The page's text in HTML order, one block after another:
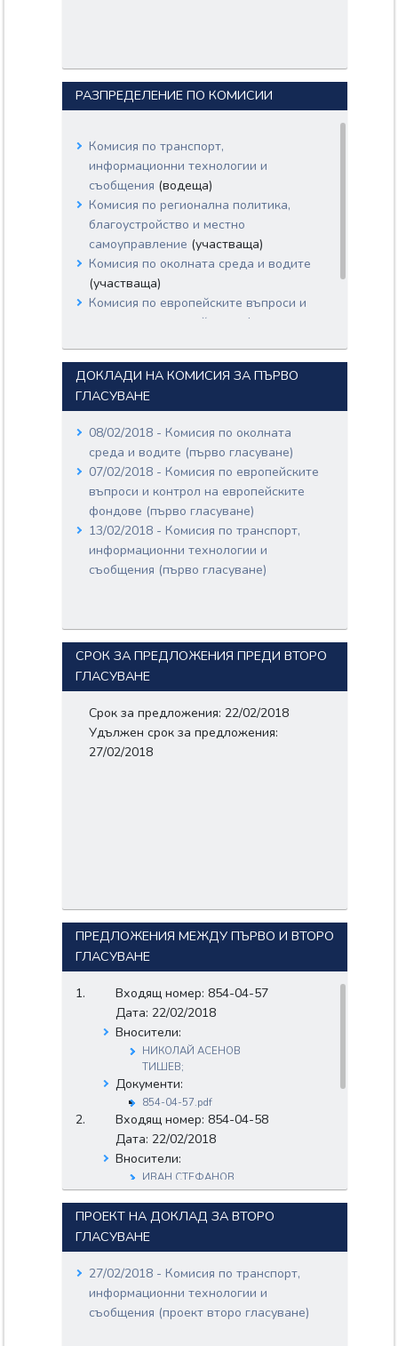
РАЗПРЕДЕЛЕНИЕ ПО КОМИСИИ
Комисия по транспорт,
информационни технологии и
съобщения (водеща)
Комисия по регионална политика,
благоустройство и местно
самоуправление (участваща)
Комисия по околната среда и водите
(участваща)
Комисия по европейските въпроси и
контрол на европейските фондове
ДОКЛАДИ НА КОМИСИЯ ЗА ПЪРВО
ГЛАСУВАНЕ
08/02/2018 - Комисия по околната
среда и водите (първо гласуване)
07/02/2018 - Комисия по европейските
въпроси и контрол на европейските
фондове (първо гласуване)
13/02/2018 - Комисия по транспорт,
информационни технологии и
съобщения (първо гласуване)
СРОК ЗА ПРЕДЛОЖЕНИЯ ПРЕДИ ВТОРО
ГЛАСУВАНЕ
Срок за предложения: 22/02/2018
Удължен срок за предложения:
27/02/2018
ПРЕДЛОЖЕНИЯ МЕЖДУ ПЪРВО И ВТОРО
ГЛАСУВАНЕ
Входящ номер: 854-04-57
Дата: 22/02/2018
Вносители:
НИКОЛАЙ АСЕНОВ
ТИШЕВ;
Документи:
854-04-57.pdf
Входящ номер: 854-04-58
Дата: 22/02/2018
Вносители:
ИВАН СТЕФАНОВ
ВЪЛКОВ;
ПАВЕЛ АЛЕКСЕЕВ
ХРИСТОВ;
РАДОСТИН
СТАНИСЛАВ СТОЯНОВ
ИВАНОВ;
Документи:
ПРОЕКТ НА ДОКЛАД ЗА ВТОРО
ГЛАСУВАНЕ
27/02/2018 - Комисия по транспорт,
информационни технологии и
съобщения (проект второ гласуване)